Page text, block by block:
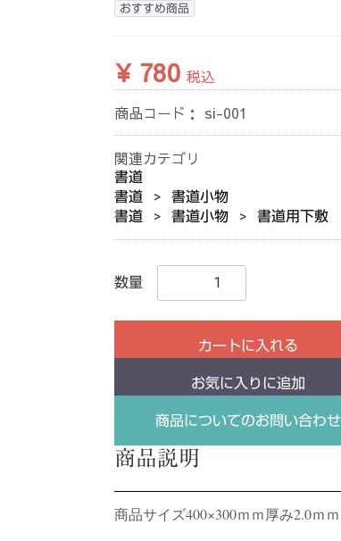
おすすめ商品
¥ 780 税込
商品コード： si-001
関連カテゴリ
書道
書道
書道小物
書道
書道小物 書道用下敷
数量
カートに入れる
お気に入りに追加
商品についてのお問い合わせ
商品説明
商品サイズ400×300ｍｍ厚み2.0ｍｍ